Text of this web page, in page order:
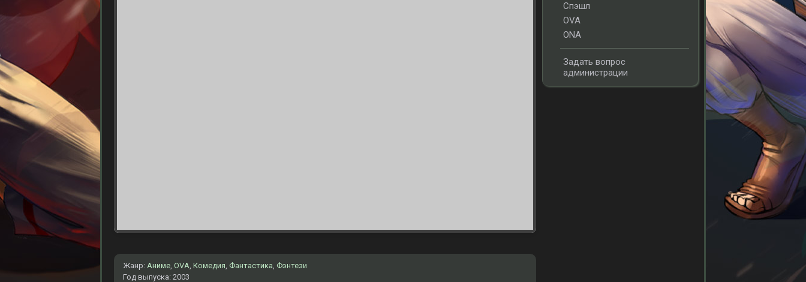
Жанр: Аниме, OVA, Комедия, Фантастика, Фэнтези
Год выпуска: 2003
Спэшл
OVA
ONA
Задать вопрос
администрации